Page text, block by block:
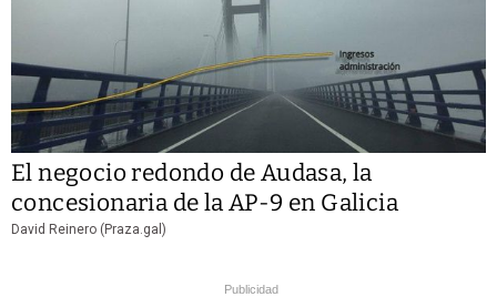
El negocio redondo de Audasa, la
concesionaria de la AP-9 en Galicia
David Reinero (Praza.gal)
Publicidad